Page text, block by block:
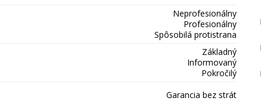
Neprofesionálny
Profesionálny
Spôsobilá protistrana
Základný
Informovaný
Pokročilý
Garancia bez strát